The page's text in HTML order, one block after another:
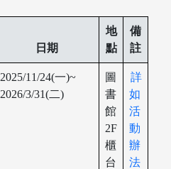
日期
地
點
備
註
2025/11/24(一)~
2026/3/31(二)
圖
書
館
2F
櫃
台
詳
如
活
動
辦
法